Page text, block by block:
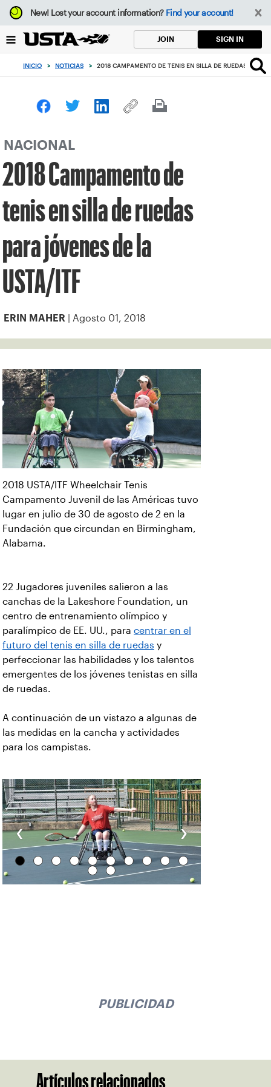
Enfoque
desde
botón
volver
principio
New!Lost your account information? Find your account!
JOIN SIGN IN
INICIO > NOTICIAS > 2018 CAMPAMENTO DE TENIS EN SILLA DE RUEDAS PARA
NACIONAL
2018 Campamento de
tenis en silla de ruedas
para jóvenes de la
USTA/ITF
ERIN MAHER | Agosto 01, 2018
2018 USTA/ITF Wheelchair Tenis
Campamento Juvenil de las Américas tuvo
lugar en julio de 30 de agosto de 2 en la
Fundación que circundan en Birmingham,
Alabama.
22 Jugadores juveniles salieron a las
canchas de la Lakeshore Foundation, un
centro de entrenamiento olímpico y
paralímpico de EE. UU., para centrar en el
futuro del tenis en silla de ruedas y
perfeccionar las habilidades y los talentos
emergentes de los jóvenes tenistas en silla
de ruedas.
A continuación de un vistazo a algunas de
las medidas en la cancha y actividades
para los campistas.
‹ ›
PUBLICIDAD
Artículos relacionados